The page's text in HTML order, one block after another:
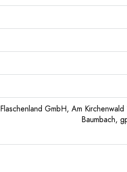
Flaschenland GmbH, Am
Baumbach,